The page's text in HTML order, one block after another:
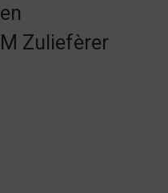
Zuliefèrer